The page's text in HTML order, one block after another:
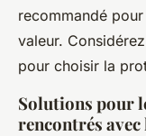
recommandé
valeur.
pour choisir la
Solutions pour
rencontrés